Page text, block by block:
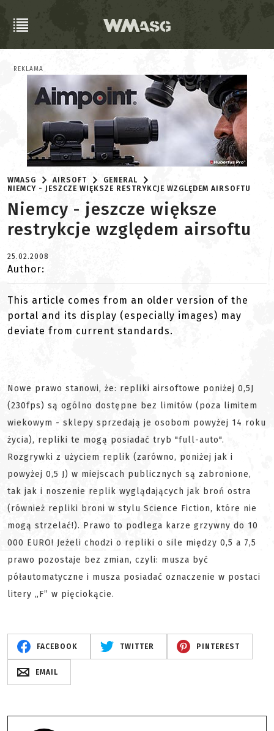
REKLAMA
WMASG AIRSOFT
GENERAL
NIEMCY - JESZCZE WIĘKSZE RESTRYKCJE WZGLĘDEM AIRSOFTU
Niemcy - jeszcze większe
restrykcje względem airsoftu
25.02.2008
Author:
This article comes from an older version of the
portal and its display (especially images) may
deviate from current standards.
Nowe prawo stanowi, że: repliki airsoftowe poniżej 0,5J
(230fps) są ogólno dostępne bez limitów (poza limitem
wiekowym - sklepy sprzedają je osobom powyżej 14 roku
życia), repliki te mogą posiadać tryb "full-auto".
Rozgrywki z użyciem replik (zarówno, poniżej jak i
powyżej 0,5 J) w miejscach publicznych są zabronione,
tak jak i noszenie replik wyglądających jak broń ostra
(również repliki broni w stylu Science Fiction, które nie
mogą strzelać!). Prawo to podlega karze grzywny do 10
000 EURO! Jeżeli chodzi o repliki o sile między 0,5 a 7,5
prawo pozostaje bez zmian, czyli: musza być
półautomatyczne i musza posiadać oznaczenie w postaci
litery „F” w pięciokącie.
FACEBOOK TWITTER PINTEREST
EMAIL